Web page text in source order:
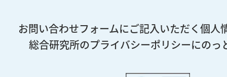
お問い合わせフォームにご記入いただく個人
総合研究所のプライバシーポリシーにのっ